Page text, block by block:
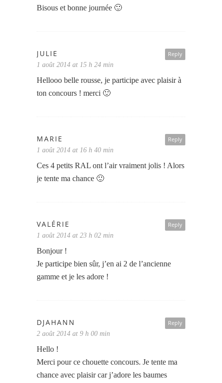
Bisous et bonne journée 🙂
Reply
JULIE
1 août 2014 at 15 h 24 min
Hellooo belle rousse, je participe avec plaisir à
ton concours ! merci 🙂
Reply
MARIE
1 août 2014 at 16 h 40 min
Ces 4 petits RAL ont l’air vraiment jolis ! Alors
je tente ma chance 🙂
Reply
VALÉRIE
1 août 2014 at 23 h 02 min
Bonjour !
Je participe bien sûr, j’en ai 2 de l’ancienne
gamme et je les adore !
Reply
DJAHANN
2 août 2014 at 9 h 00 min
Hello !
Merci pour ce chouette concours. Je tente ma
chance avec plaisir car j’adore les baumes